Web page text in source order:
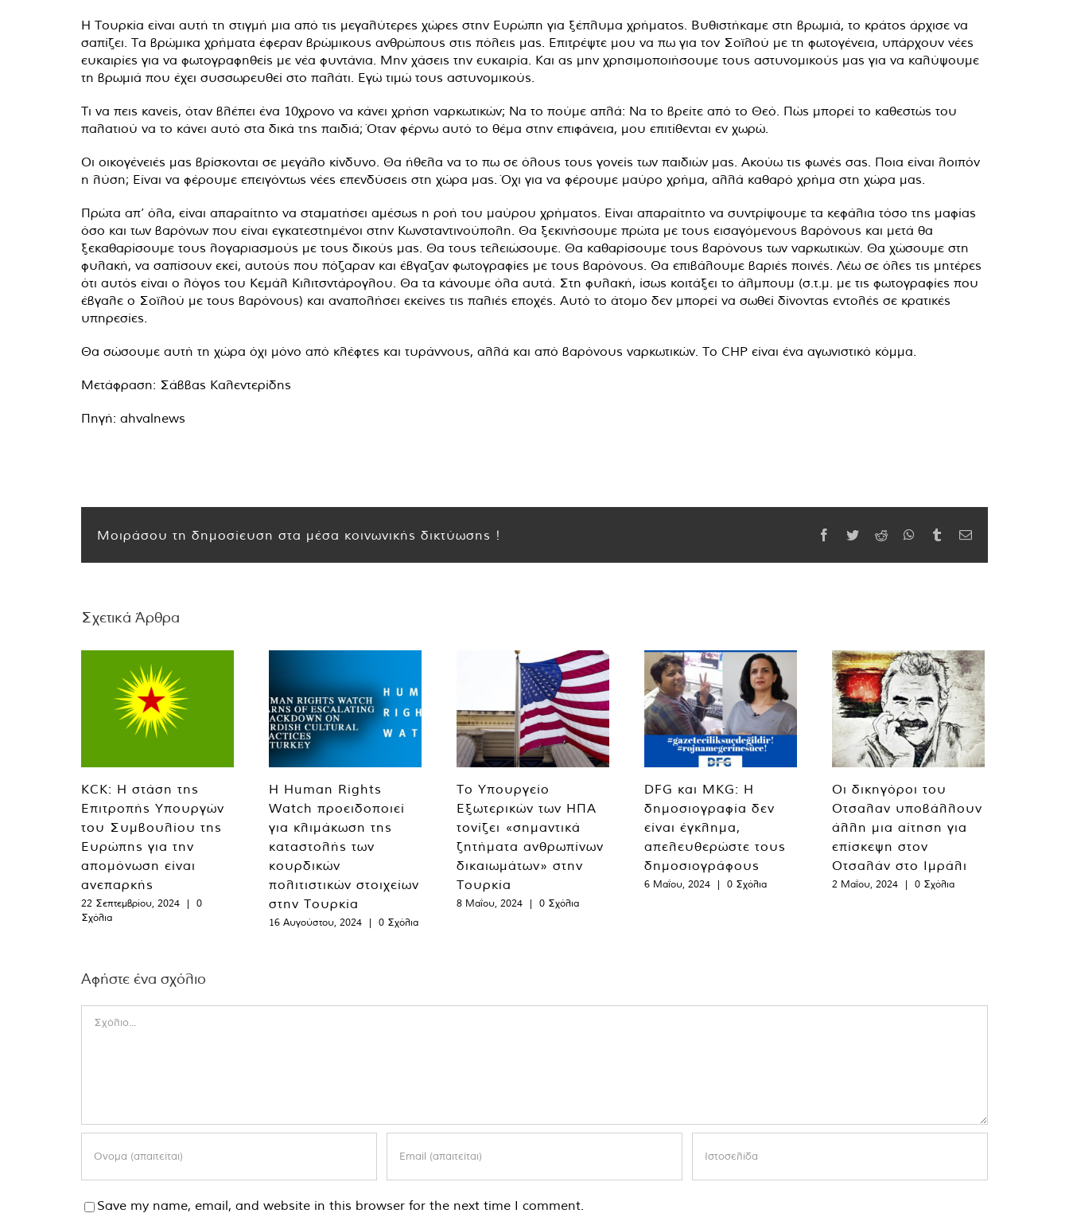
Η Τουρκία είναι αυτή τη στιγμή μια από τις μεγαλύτερες χώρες στην Ευρώπη για ξέπλυμα χρήματος. Βυθιστήκαμε στη βρωμιά, το κράτος άρχισε να
σαπίζει. Τα βρώμικα χρήματα έφεραν βρώμικους ανθρώπους στις πόλεις μας. Επιτρέψτε μου να πω για τον Σοϊλού με τη φωτογένεια, υπάρχουν νέες
ευκαιρίες για να φωτογραφηθείς με νέα φυντάνια. Μην χάσεις την ευκαιρία. Και ας μην χρησιμοποιήσουμε τους αστυνομικούς μας για να καλύψουμε
τη βρωμιά που έχει συσσωρευθεί στο παλάτι. Εγώ τιμώ τους αστυνομικούς.
Τι να πεις κανείς, όταν βλέπει ένα 10χρονο να κάνει χρήση ναρκωτικών; Να το πούμε απλά: Να το βρείτε από το Θεό. Πώς μπορεί το καθεστώς του
παλατιού να το κάνει αυτό στα δικά της παιδιά; Όταν φέρνω αυτό το θέμα στην επιφάνεια, μου επιτίθενται εν χωρώ.
Οι οικογένειές μας βρίσκονται σε μεγάλο κίνδυνο. Θα ήθελα να το πω σε όλους τους γονείς των παιδιών μας. Ακούω τις φωνές σας. Ποια είναι λοιπόν
η λύση; Είναι να φέρουμε επειγόντως νέες επενδύσεις στη χώρα μας. Όχι για να φέρουμε μαύρο χρήμα, αλλά καθαρό χρήμα στη χώρα μας.
Πρώτα απ’ όλα, είναι απαραίτητο να σταματήσει αμέσως η ροή του μαύρου χρήματος. Είναι απαραίτητο να συντρίψουμε τα κεφάλια τόσο της μαφίας
όσο και των βαρόνων που είναι εγκατεστημένοι στην Κωνσταντινούπολη. Θα ξεκινήσουμε πρώτα με τους εισαγόμενους βαρόνους και μετά θα
ξεκαθαρίσουμε τους λογαριασμούς με τους δικούς μας. Θα τους τελειώσουμε. Θα καθαρίσουμε τους βαρόνους των ναρκωτικών. Θα χώσουμε στη
φυλακή, να σαπίσουν εκεί, αυτούς που πόζαραν και έβγαζαν φωτογραφίες με τους βαρόνους. Θα επιβάλουμε βαριές ποινές. Λέω σε όλες τις μητέρες
ότι αυτός είναι ο λόγος του Κεμάλ Κιλιτσντάρογλου. Θα τα κάνουμε όλα αυτά. Στη φυλακή, ίσως κοιτάξει το άλμπουμ (σ.τ.μ. με τις φωτογραφίες που
έβγαλε ο Σοϊλού με τους βαρόνους) και αναπολήσει εκείνες τις παλιές εποχές. Αυτό το άτομο δεν μπορεί να σωθεί δίνοντας εντολές σε κρατικές
υπηρεσίες.
Θα σώσουμε αυτή τη χώρα όχι μόνο από κλέφτες και τυράννους, αλλά και από βαρόνους ναρκωτικών. Το CHP είναι ένα αγωνιστικό κόμμα.
Μετάφραση: Σάββας Καλεντερίδης
Πηγή: ahvalnews
Μοιράσου τη δημοσίευση στα μέσα κοινωνικής δικτύωσης ! Facebook
TwitterReddit WhatsApp
TumblrEmail
Σχετικά Άρθρα
KCK: Η στάση της
Επιτροπής Υπουργών
του Συμβουλίου της
Ευρώπης για την
απομόνωση είναι
ανεπαρκής
22 Σεπτεμβρίου, 2024 |
0
Σχόλια
Η Human Rights
Watch προειδοποιεί
για κλιμάκωση της
καταστολής των
κουρδικών
πολιτιστικών στοιχείων
στην Τουρκία
16 Αυγούστου, 2024 | 0 Σχόλια
Το Υπουργείο
Εξωτερικών των ΗΠΑ
τονίζει «σημαντικά
ζητήματα ανθρωπίνων
δικαιωμάτων» στην
Τουρκία
8 Μαΐου, 2024 | 0 Σχόλια
DFG και MKG: Η
δημοσιογραφία δεν
είναι έγκλημα,
απελευθερώστε τους
δημοσιογράφους
6 Μαΐου, 2024 | 0 Σχόλια
Οι δικηγόροι του
Οτσαλαν υποβάλλουν
άλλη μια αίτηση για
επίσκεψη στον
Οτσαλάν στο Ιμράλι
2 Μαΐου, 2024 | 0 Σχόλια
Αφήστε ένα σχόλιο
Save my name, email, and website in this browser for the next time I comment.